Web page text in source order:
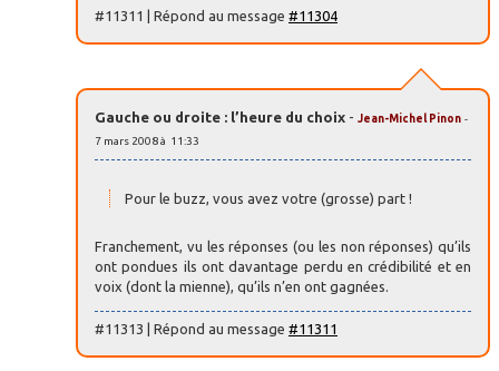
#11311 | Répond au message #11304
Gauche ou droite : l’heure du choix - Jean-Michel Pinon -
7 mars 2008 à 11:33
Pour le buzz, vous avez votre (grosse) part !
Franchement, vu les réponses (ou les non réponses) qu’ils
ont pondues ils ont davantage perdu en crédibilité et en
voix (dont la mienne), qu’ils n’en ont gagnées.
#11313 | Répond au message #11311